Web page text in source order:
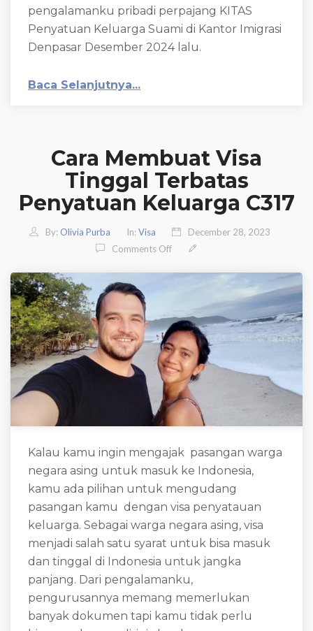
pengalamanku pribadi perpajang KITAS
Penyatuan Keluarga Suami di Kantor Imigrasi
Denpasar Desember 2024 lalu.
Baca Selanjutnya...
Cara Membuat Visa
Tinggal Terbatas
Penyatuan Keluarga C317
By: Olivia Purba In: Visa
December 28, 2023
Comments OffOn Cara Membuat Visa Tinggal
Kalau kamu ingin mengajak pasangan warga
negara asing untuk masuk ke Indonesia,
kamu ada pilihan untuk mengudang
pasangan kamu dengan visa penyatauan
keluarga. Sebagai warga negara asing, visa
menjadi salah satu syarat untuk bisa masuk
dan tinggal di Indonesia untuk jangka
panjang. Dari pengalamanku,
pengurusannya memang memerlukan
banyak dokumen tapi kamu tidak perlu